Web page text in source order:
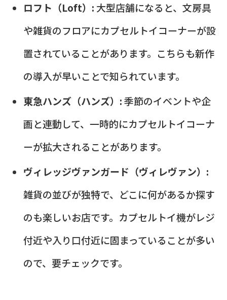
ロフト（Loft）: 大型店舗になると、文房具
や雑貨のフロアにカプセルトイコーナーが設
置されていることがあります。こちらも新作
の導入が早いことで知られています。
東急ハンズ（ハンズ）:季節のイベントや企
画と連動して、一時的にカプセルトイコーナ
ーが拡大されることがあります。
ヴィレッジヴァンガード（ヴィレヴァン）:
雑貨の並びが独特で、どこに何があるか探す
のも楽しいお店です。カプセルトイ機がレジ
付近や入り口付近に固まっていることが多い
ので、要チェックです。